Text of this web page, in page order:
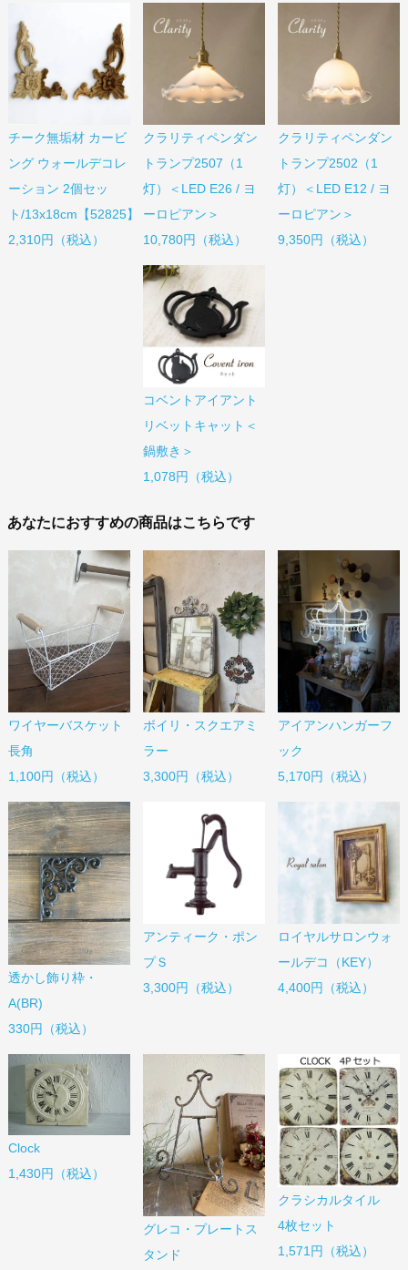
チーク無垢材 カービ
ング ウォールデコレ
ーション 2個セッ
ト/13x18cm【52825】
2,310円（税込）
クラリティペンダン
トランプ2507（1
灯）＜LED E26 / ヨ
ーロピアン＞
10,780円（税込）
クラリティペンダン
トランプ2502（1
灯）＜LED E12 / ヨ
ーロピアン＞
9,350円（税込）
コベントアイアント
リベットキャット＜
鍋敷き＞
1,078円（税込）
あなたにおすすめの商品はこちらです
ワイヤーバスケット
長角
1,100円（税込）
ボイリ・スクエアミ
ラー
3,300円（税込）
アイアンハンガーフ
ック
5,170円（税込）
透かし飾り枠・
A(BR)
330円（税込）
アンティーク・ポン
プＳ
3,300円（税込）
ロイヤルサロンウォ
ールデコ（KEY）
4,400円（税込）
Clock
1,430円（税込）
グレコ・プレートス
タンド
クラシカルタイル
4枚セット
1,571円（税込）